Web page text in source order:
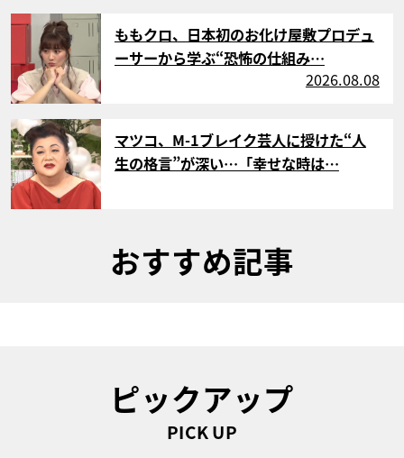
サムネイル
ももクロ、日本初のお化け屋敷プロデュ
ーサーから学ぶ“恐怖の仕組み…
2026.08.08
サムネイル
マツコ、M-1ブレイク芸人に授けた“人
生の格言”が深い…「幸せな時は…
おすすめ記事
ピックアップ
PICK UP